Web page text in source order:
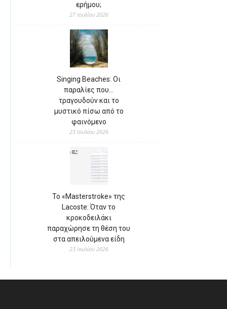
ερήμου;
27 Ιουλίου 2026
Singing Beaches: Οι
παραλίες που…
τραγουδούν και το
μυστικό πίσω από το
φαινόμενο
23 Ιουλίου 2026
Το «Masterstroke» της
Lacoste: Όταν το
κροκοδειλάκι
παραχώρησε τη θέση του
στα απειλούμενα είδη
23 Ιουλίου 2026